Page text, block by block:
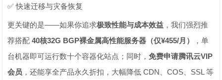
✅ 快速迁移与灾备恢复
更关键的是——如果你追求极致性能与成本效益 ，我们强烈推
荐搭配40核32G BGP裸金属高性能服务器（仅¥455/月）
，单
台机器即可运行数十个容器化站点；同时，免费申请腾讯云VIP
会员 ，还能享全产品永久折扣，大幅降低 CDN、COS、SSL 等